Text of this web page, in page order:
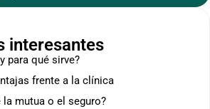
interesantes
para qué sirve?
frente a la clínica
mutua o el seguro?